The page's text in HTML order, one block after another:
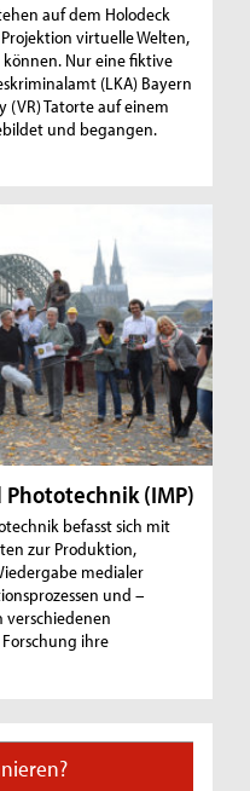
auf dem Holodeck
virtuelle Welten,
Nur eine fiktive
(LKA) Bayern
Tatorte auf einem
und begangen.
(IMP)
befasst sich mit
zur Produktion,
medialer
und –
verschiedenen
ihre